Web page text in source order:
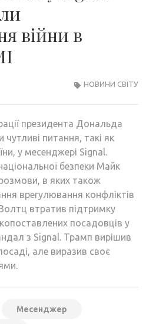
війни в
НОВИНИ СВІТУ
президента Дональда
питання, такі як
у месенджері Signal.
безпеки Майк
в яких також
врегулювання конфліктів
Волтц втратив підтримку
посадовців у
з Signal. Трамп вирішив
але виразив своє
Месенджер